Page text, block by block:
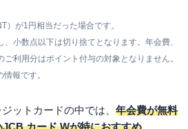
が1円相当だった場合です。
小数点以下は切り捨てとなります。年会費、
利用分はポイント付与の対象となりません。
報です。
ットカードの中では、 年会費が無料
カード Wが特におすすめ